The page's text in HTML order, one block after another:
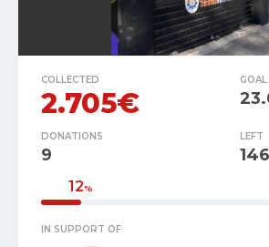
COLLECTED
2.705€
GOAL
DONATIONS
9
LEFT
12%
IN SUPPORT OF